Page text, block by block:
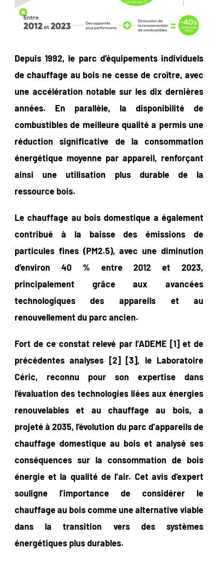
Depuis 1992, le parc d’équipements individuels
de chauffage au bois ne cesse de croître, avec
une accélération notable sur les dix dernières
années. En parallèle, la disponibilité de
combustibles de meilleure qualité a permis une
réduction significative de la consommation
énergétique moyenne par appareil, renforçant
ainsi une utilisation plus durable de la
ressource bois.
Le chauffage au bois domestique a également
contribué à la baisse des émissions de
particules fines (PM2.5), avec une diminution
d’environ 40 % entre 2012 et 2023,
principalement grâce aux avancées
technologiques des appareils et au
renouvellement du parc ancien.
Fort de ce constat relevé par l’ADEME [1] et de
précédentes analyses [2] [3], le Laboratoire
Céric, reconnu pour son expertise dans
l’évaluation des technologies liées aux énergies
renouvelables et au chauffage au bois, a
projeté à 2035, l’évolution du parc d’appareils de
chauffage domestique au bois et analysé ses
conséquences sur la consommation de bois
énergie et la qualité de l’air. Cet avis d’expert
souligne l’importance de considérer le
chauffage au bois comme une alternative viable
dans la transition vers des systèmes
énergétiques plus durables.